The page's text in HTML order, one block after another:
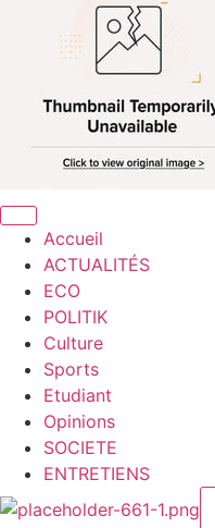
Accueil
ACTUALITÉS
ECO
POLITIK
Culture
Sports
Etudiant
Opinions
SOCIETE
ENTRETIENS